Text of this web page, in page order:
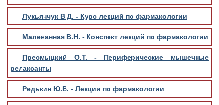
Лукьянчук В.Д. - Курс лекций по фармакологии
Малеванная В.Н. - Конспект лекций по фармакологии
Пресмыцкий О.Т. - Периферические мышечные
релаксанты
Редькин Ю.В. - Лекции по фармакологии